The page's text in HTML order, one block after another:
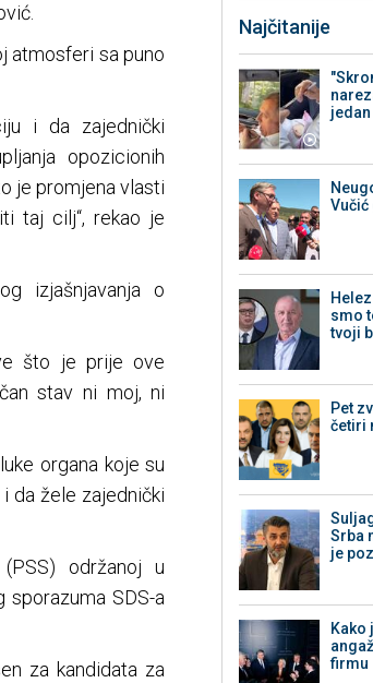
atmosferi sa puno
i da zajednički
opozicionih
je promjena vlasti
taj cilj“, rekao je
izjašnjavanja o
što je prije ove
stav ni moj, ni
organa koje su
da žele zajednički
održanoj u
SDS-a
za kandidata za
Najčitanije
smo
tvoji
Pet
četiri
Srba
je
Kako
firmu